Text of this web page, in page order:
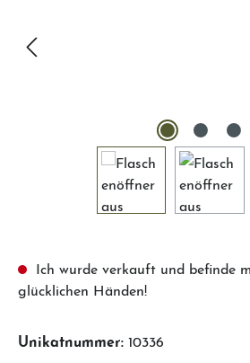
Ich wurde verkauft und befinde
glücklichen Händen!
Unikatnummer: 10336